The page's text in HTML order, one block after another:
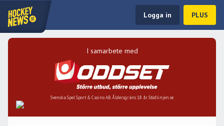
Logga in PLUS
I samarbete med
Svenska Spel Sport & Casino AB. Åldersgräns 18 år. Stödlinjen.se